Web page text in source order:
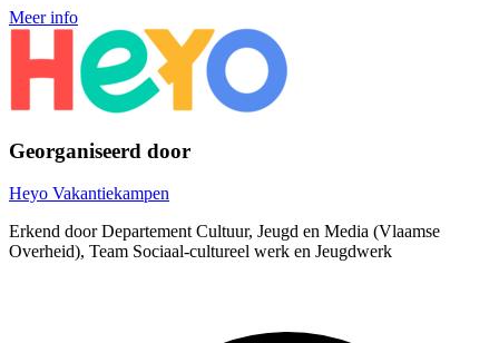
Meer info
Georganiseerd door
Heyo Vakantiekampen
Erkend door Departement Cultuur, Jeugd en Media (Vlaamse
Overheid), Team Sociaal-cultureel werk en Jeugdwerk